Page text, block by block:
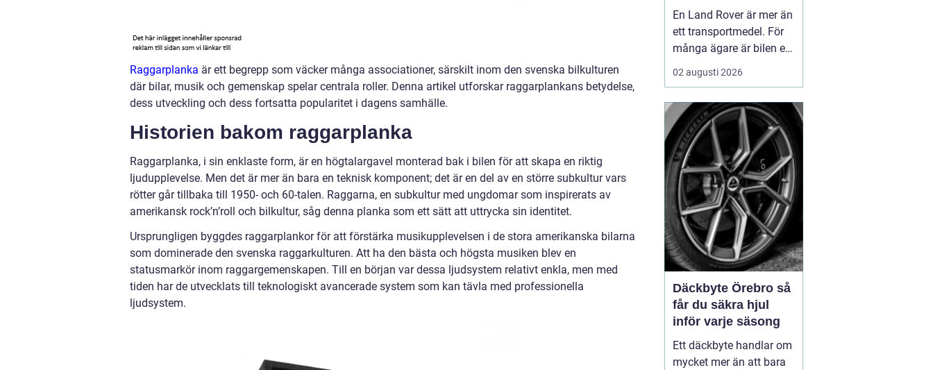
Raggarplanka är ett begrepp som väcker många associationer, särskilt inom den svenska bilkulturen
där bilar, musik och gemenskap spelar centrala roller. Denna artikel utforskar raggarplankans betydelse,
dess utveckling och dess fortsatta popularitet i dagens samhälle.
Historien bakom raggarplanka
Raggarplanka, i sin enklaste form, är en högtalargavel monterad bak i bilen för att skapa en riktig
ljudupplevelse. Men det är mer än bara en teknisk komponent; det är en del av en större subkultur vars
rötter går tillbaka till 1950- och 60-talen. Raggarna, en subkultur med ungdomar som inspirerats av
amerikansk rock’n’roll och bilkultur, såg denna planka som ett sätt att uttrycka sin identitet.
Ursprungligen byggdes raggarplankor för att förstärka musikupplevelsen i de stora amerikanska bilarna
som dominerade den svenska raggarkulturen. Att ha den bästa och högsta musiken blev en
statusmarkör inom raggargemenskapen. Till en början var dessa ljudsystem relativt enkla, men med
tiden har de utvecklats till teknologiskt avancerade system som kan tävla med professionella
ljudsystem.
byggd för tuffa
uppdrag
En Land Rover är mer än
ett transportmedel. För
många ägare är bilen ett
arbetsredskap, ett
fritidsprojekt och en del
spelar service en
avgörande roll. Rätt
skött kan...
02 augusti 2026
Däckbyte Örebro så
får du säkra hjul
inför varje säsong
Ett däckbyte handlar om
mycket mer än att bara